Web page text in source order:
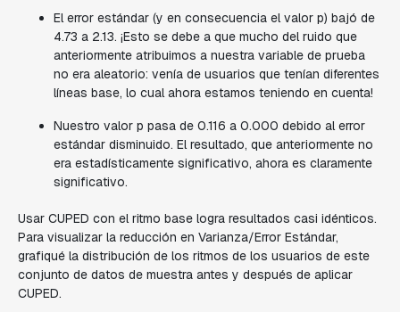
El error estándar (y en consecuencia el valor p) bajó de
4.73 a 2.13. ¡Esto se debe a que mucho del ruido que
anteriormente atribuimos a nuestra variable de prueba
no era aleatorio: venía de usuarios que tenían diferentes
líneas base, lo cual ahora estamos teniendo en cuenta!
Nuestro valor p pasa de 0.116 a 0.000 debido al error
estándar disminuido. El resultado, que anteriormente no
era estadísticamente significativo, ahora es claramente
significativo.
Usar CUPED con el ritmo base logra resultados casi idénticos.
Para visualizar la reducción en Varianza/Error Estándar,
grafiqué la distribución de los ritmos de los usuarios de este
conjunto de datos de muestra antes y después de aplicar
CUPED.